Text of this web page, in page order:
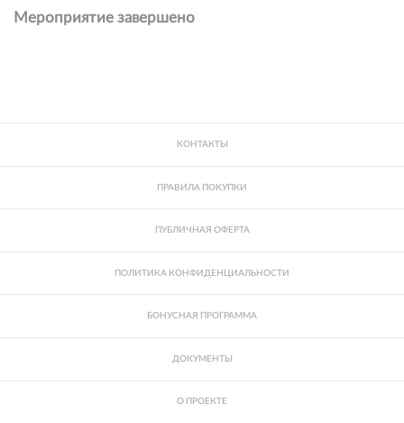
Мероприятие завершено
КОНТАКТЫ
ПРАВИЛА ПОКУПКИ
ПУБЛИЧНАЯ ОФЕРТА
ПОЛИТИКА КОНФИДЕНЦИАЛЬНОСТИ
БОНУСНАЯ ПРОГРАММА
ДОКУМЕНТЫ
О ПРОЕКТЕ